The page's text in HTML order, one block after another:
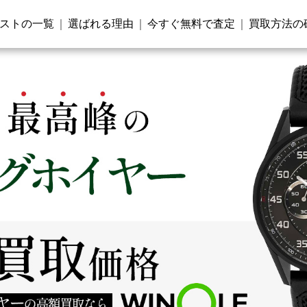
トの一覧 選ばれる理由 今すぐ無料で査定 買取方法の